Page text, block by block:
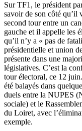
Sur TF1, le président
savoir de son côté qu’il
second tour entre un
gauche et il appelle les
qu’il n’y a « pas de
présidentielle et union
présente dans une
législatives. C’est la
tour électoral, ce 12
été balayés dans
duels entre la NUPES
sociale) et le
du Loiret, avec
exemple.